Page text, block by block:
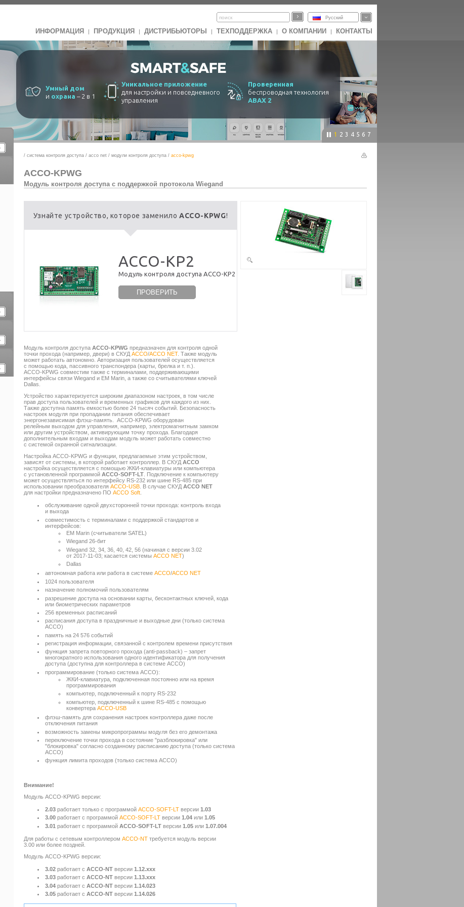
Русский
ИНФОРМАЦИЯ | ПРОДУКЦИЯ | ДИСТРИБЬЮТОРЫ | ТЕХПОДДЕРЖКА | О КОМПАНИИ | КОНТАКТЫ
Умный дом
и охрана – 2 в 1
Уникальное приложение
для настройки и повседневного
управления
Проверенная
беспроводная технология
ABAX 2
1 2 3 4 5 6 7
/ система контроля доступа / acco net / модули контроля доступа / acco-kpwg
ACCO-KPWG
Модуль контроля доступа с поддержкой протокола Wiegand
Узнайте устройство, которое заменилоACCO-KPWG!
ACCO-KP2
Модуль контроля доступа ACCO-KP2
ПРОВЕРИТЬ
Модуль контроля доступа ACCO-KPWG предназначен для контроля одной
точки прохода (например, двери) в СКУД ACCO/ACCO NET. Также модуль
может работать автономно. Авторизация пользователей осуществляется
с помощью кода, пассивного транспондера (карты, брелка и т. п.).
ACCO-KPWG совместим также с терминалами, поддерживающими
интерфейсы связи Wiegand и EM Marin, а также со считывателями ключей
Dallas.
Устройство характеризуется широким диапазоном настроек, в том числе
прав доступа пользователей и временных графиков для каждого из них.
Также доступна память емкостью более 24 тысяч событий. Безопасность
настроек модуля при пропадании питания обеспечивает
энергонезависимая флэш-память. ACCO-KPWG оборудован
релейным выходом для управления, например, электромагнитным замком
или другим устройством, активирующим точку прохода. Благодаря
дополнительным входам и выходам модуль может работать совместно
с системой охранной сигнализации.
Настройка ACCO-KPWG и функции, предлагаемые этим устройством,
зависят от системы, в которой работает контроллер. В СКУД ACCO
настройка осуществляется с помощью ЖКИ-клавиатуры или компьютера
с установленной программой ACCO-SOFT-LT . Подключение к компьютеру
может осуществляться по интерфейсу RS-232 или шине RS-485 при
использовании преобразователя ACCO-USB . В случае СКУД ACCO NET
для настройки предназначено ПО ACCO Soft
обслуживание одной двухсторонней точки прохода: контроль входа
и выхода
совместимость с терминалами с поддержкой стандартов и
интерфейсов:
EM Marin (считыватели SATEL)
Wiegand 26-бит
Wiegand 32, 34, 36, 40, 42, 56 (начиная с версии 3.02
от 2017-11-03; касается системыACCO NET)
Dallas
автономная работа или работа в системеACCO/ACCO NET
1024 пользователя
назначение полномочий пользователям
разрешение доступа на основании карты, бесконтактных ключей, кода
или биометрических параметров
256 временных расписаний
расписания доступа в праздничные и выходные дни (только система
ACCO)
память на 24 576 событий
регистрация информации, связанной с контролем времени присутствия
функция запрета повторного прохода (anti-passback) – запрет
многократного использования одного идентификатора для получения
доступа (доступна для контроллера в системе ACCO)
программирование (только система ACCO):
ЖКИ-клавиатура, подключенная постоянно или на время
программирования
компьютер, подключенный к порту RS-232
компьютер, подключенный к шине RS-485 с помощью
конвертераACCO-USB
флэш-память для сохранения настроек контроллера даже после
отключения питания
возможность замены микропрограммы модуля без его демонтажа
переключение точки прохода в состояние "разблокировка" или
"блокировка" согласно созданному расписанию доступа (только система
ACCO)
функция лимита проходов (только система ACCO)
Внимание!
Модуль ACCO-KPWG версии:
2.03 работает только с программойACCO-SOFT-LT версии1.03
3.00 работает с программойACCO-SOFT-LT версии1.04 или1.05
3.01работает с программойACCO-SOFT-LTверсии1.05 или1.07.004
Для работы с сетевым контроллером ACCO-NT требуется модуль версии
3.00 или более поздней.
Модуль ACCO-KPWG версии:
3.02 работает сACCO-NT версии1.12.xxx
3.03 работает сACCO-NT версии1.13.xxx
3.04 работает сACCO-NT версии1.14.023
3.05 работает сACCO-NT версии1.14.026